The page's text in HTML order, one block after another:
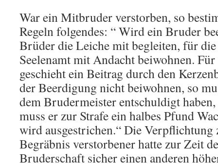
War ein Mitbruder verstorben, so
Regeln folgendes: “ Wird ein Bruder
Brüder die Leiche mit begleiten, für die
Seelenamt mit Andacht beiwohnen. Für
geschieht ein Beitrag durch den
der Beerdigung nicht beiwohnen, so
dem Brudermeister entschuldigt
muss er zur Strafe ein halbes Pfund
wird ausgestrichen.“ Die Verpflichtung
Begräbnis verstorbener hatte zur Zeit
Bruderschaft sicher einen anderen